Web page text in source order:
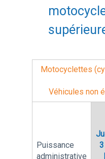
Motocyclettes
Véhicules non
Puissance
administrative